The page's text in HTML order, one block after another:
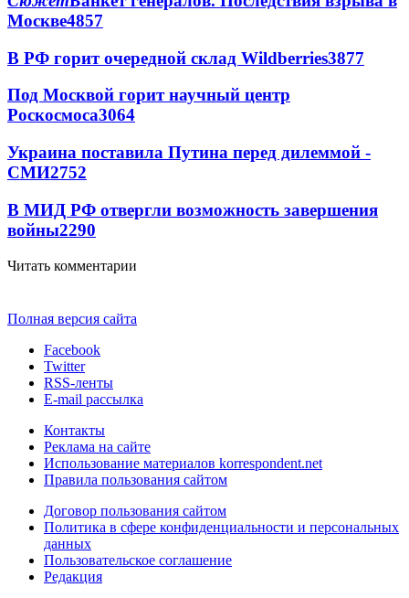
Москве4857
В РФ горит очередной склад Wildberries3877
Под Москвой горит научный центр
Роскосмоса3064
Украина поставила Путина перед дилеммой -
СМИ2752
В МИД РФ отвергли возможность завершения
войны2290
Читать комментарии
Полная версия сайта
Facebook
Twitter
RSS-ленты
E-mail рассылка
Контакты
Реклама на сайте
Использование материалов korrespondent.net
Правила пользования сайтом
Договор пользования сайтом
Политика в сфере конфиденциальности и персональных
данных
Пользовательское соглашение
Редакция